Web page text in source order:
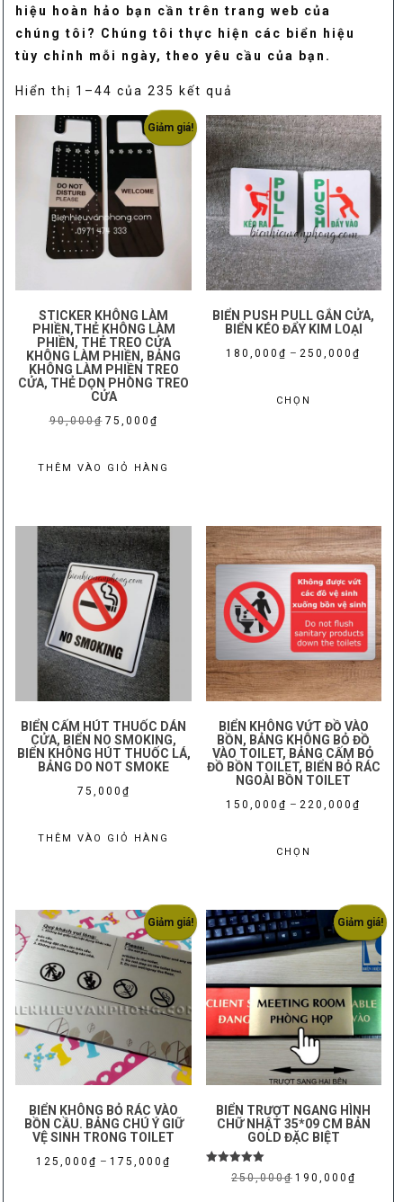
hiệu hoàn hảo bạn cần trên trang web của
chúng tôi? Chúng tôi thực hiện các biển hiệu
tùy chỉnh mỗi ngày, theo yêu cầu của bạn.
Hiển thị 1–44 của 235 kết quả
sắp
xếp
theo
độ
phổ
biến
Giảm giá!
STICKER KHÔNG LÀM
PHIỀN,THẺ KHÔNG LÀM
PHIỀN, THẺ TREO CỬA
KHÔNG LÀM PHIỀN, BẢNG
KHÔNG LÀM PHIỀN TREO
CỬA, THẺ DỌN PHÒNG TREO
CỬA
90,000₫ Giá
là:
75,000 ₫
tại
THÊM VÀO GIỎ HÀNG
BIỂN PUSH PULL GẮN CỬA,
BIỂN KÉO ĐẨY KIM LOẠI
180,000₫ – 250,000₫
CHỌN
Các
tùy
chọn
có
thể
được
chọn
trên
trang
sản
phẩm
BIỂN CẤM HÚT THUỐC DÁN
CỬA, BIỂN NO SMOKING,
BIỂN KHÔNG HÚT THUỐC LÁ,
BẢNG DO NOT SMOKE
75,000 ₫
THÊM VÀO GIỎ HÀNG
BIỂN KHÔNG VỨT ĐỒ VÀO
BỒN, BẢNG KHÔNG BỎ ĐỒ
VÀO TOILET, BẢNG CẤM BỎ
ĐỒ BỒN TOILET, BIỂN BỎ RÁC
NGOÀI BỒN TOILET
150,000₫ – 220,000₫
CHỌN
nhiều
biến
Các
tùy
chọn
thể
được
chọn
trên
Giảm giá!
BIỂN KHÔNG BỎ RÁC VÀO
BỒN CẦU. BẢNG CHÚ Ý GIỮ
VỆ SINH TRONG TOILET
125,000 ₫ – 175,000 ₫ Khoảng
Giảm giá!
BIỂN TRƯỢT NGANG HÌNH
CHỮ NHẬT 35*09 CM BẢN
GOLD ĐẶC BIỆT
Được xếp
hạng
250,000₫ Giá
190,000 ₫